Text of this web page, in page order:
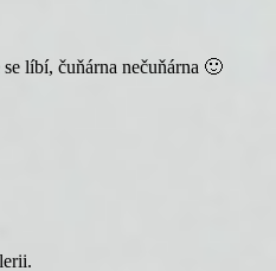
líbí, čuňárna nečuňárna 🙂